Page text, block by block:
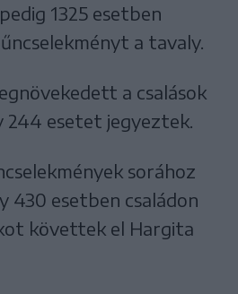
1325 esetben
a tavaly.
a csalások
244 esetet jegyeztek.
sorához
430 esetben családon
követtek el Hargita